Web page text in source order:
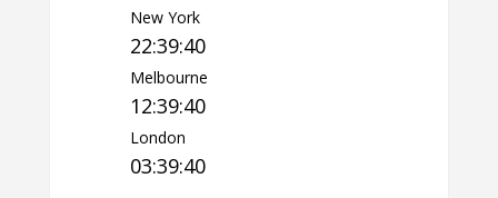
New York
22:39:41
Melbourne
12:39:41
London
03:39:41